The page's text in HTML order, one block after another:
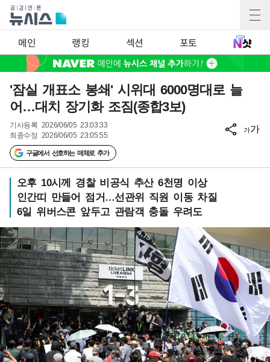
메인 랭킹 섹션 포토
'잠실 개표소 봉쇄' 시위대 6000명대로 늘
어…대치 장기화 조짐(종합3보)
기사등록 2026/06/05 23:03:33
최종수정 2026/06/05 23:05:55
구글에서 선호하는 매체로 추가
가가
오후 10시께 경찰 비공식 추산 6천명 이상
인간띠 만들어 점거…선관위 직원 이동 차질
6일 위버스콘 앞두고 관람객 충돌 우려도